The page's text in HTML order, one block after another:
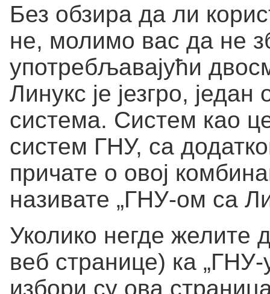
Без обзира да ли
не, молимо вас да не
употребљавајући
Линукс је језгро,
система. Систем као
систем ГНУ, са
причате о овој
називате „ГНУ-ом са
Уколико негде желите
веб странице) ка
избори су ова